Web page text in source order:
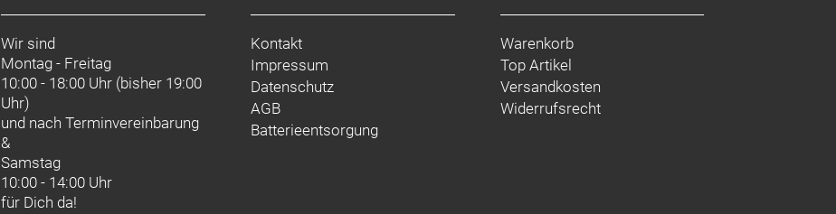
Wir sind
Montag - Freitag
10:00 - 18:00 Uhr (bisher 19:00
Uhr)
und nachTerminvereinbarung
&
Samstag
10:00 - 14:00 Uhr
für Dich da!
Kontakt
Impressum
Datenschutz
AGB
Batterieentsorgung
Warenkorb
Top Artikel
Versandkosten
Widerrufsrecht